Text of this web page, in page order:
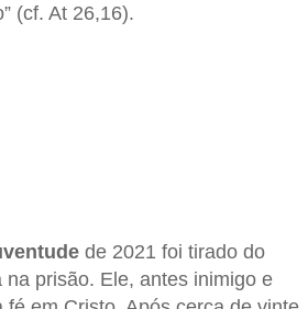
(cf. At 26,16).
de 2021 foi tirado do
prisão. Ele, antes inimigo e